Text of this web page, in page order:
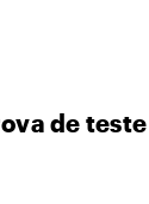
de teste